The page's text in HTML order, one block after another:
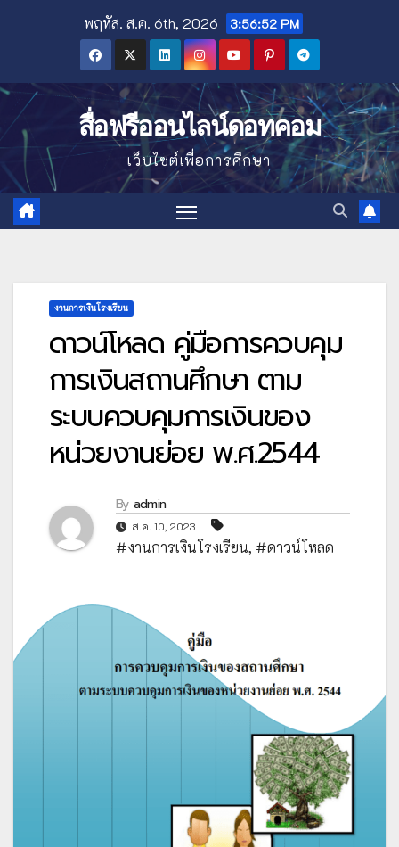
พฤหัส. ส.ค. 6th, 2026 3:56:53 PM
สื่อฟรีออนไลน์ดอทคอม
เว็บไซต์เพื่อการศึกษา
งานการเงินโรงเรียน
ดาวน์โหลด คู่มือการควบคุม
การเงินสถานศึกษา ตาม
ระบบควบคุมการเงินของ
หน่วยงานย่อย พ.ศ.2544
By admin
ส.ค. 10, 2023
#งานการเงินโรงเรียน, #ดาวน์โหลด